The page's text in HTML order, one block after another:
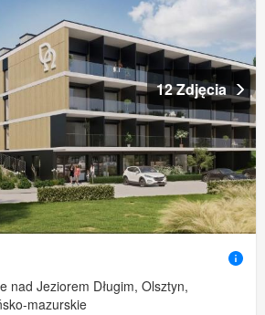
12 Zdjęcia
nad Jeziorem Długim, Olsztyn,
mazurskie